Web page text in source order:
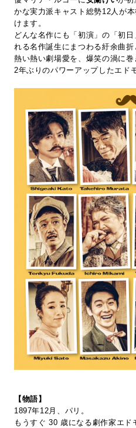
かな実力派キャスト総勢12人が
けます。
どんな名作にも「初演」の「初
れる名作誕生にまつわる紆余曲
熱い熱い劇場愛を、爆笑の渦に
2年ぶりのパワーアップしたエド
【物語】
1897年12月、パリ。
もうすぐ 30 歳になる劇作家エド